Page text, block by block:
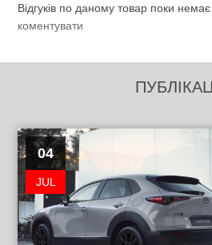
Відгуків по даному товар поки немає
коментувати
04
JUL